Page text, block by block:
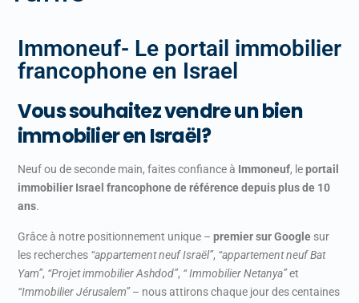
Immoneuf- Le portail immobilier
francophone en Israel
Vous souhaitez vendre un bien
immobilier en Israël?
Neuf ou de seconde main, faites confiance à Immoneuf, leportail
immobilier Israel francophone de référence depuis plus de 10
ans.
Grâce à notre positionnement unique – premier sur Google sur
les recherches “appartement neuf Israël”, “appartement neuf Bat
Yam”, “Projet immobilier Ashdod”, “ Immobilier Netanya”et
“Immobilier Jérusalem”– nous attirons chaque jour des centaines